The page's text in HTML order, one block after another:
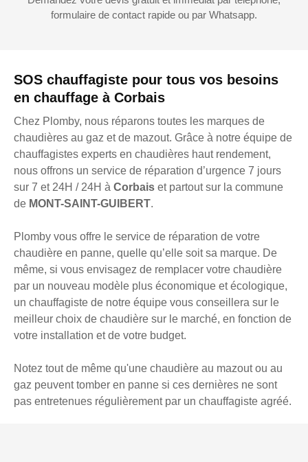
SOS chauffagiste pour tous vos besoins
en chauffage à Corbais
Chez Plomby, nous réparons toutes les marques de
chaudières au gaz et de mazout. Grâce à notre équipe de
chauffagistes experts en chaudières haut rendement,
nous offrons un service de réparation d’urgence 7 jours
sur 7 et 24H / 24H à Corbais et partout sur la commune
de MONT-SAINT-GUIBERT.
Plomby vous offre le service de réparation de votre
chaudière en panne, quelle qu’elle soit sa marque. De
même, si vous envisagez de remplacer votre chaudière
par un nouveau modèle plus économique et écologique,
un chauffagiste de notre équipe vous conseillera sur le
meilleur choix de chaudière sur le marché, en fonction de
votre installation et de votre budget.
Notez tout de même qu'une chaudière au mazout ou au
gaz peuvent tomber en panne si ces dernières ne sont
pas entretenues régulièrement par un chauffagiste agréé.
formulaire de contact rapide ou par Whatsapp.